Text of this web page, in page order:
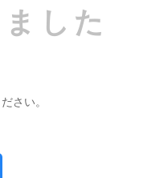
した
さい。